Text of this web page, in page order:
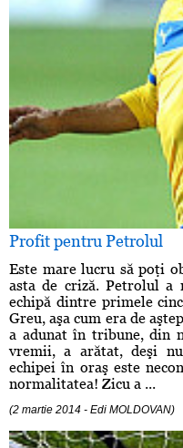
Profit pentru Petrolul
Este mare lucru să poţi
asta de criză. Petrolul a
echipă dintre primele
Greu, aşa cum era de
a adunat în tribune, din
vremii, a arătat, deşi
echipei în oraş este
normalitatea! Zicu a ...
(2 martie 2014 - Edi MOLDOVAN)